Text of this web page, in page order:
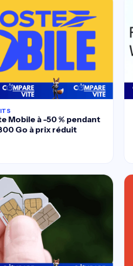
Mobile à -50 % pendant
Go à prix réduit